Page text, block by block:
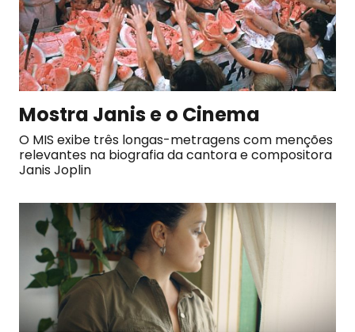
Mostra Janis e o Cinema
O MIS exibe três longas-metragens com menções
relevantes na biografia da cantora e compositora
Janis Joplin